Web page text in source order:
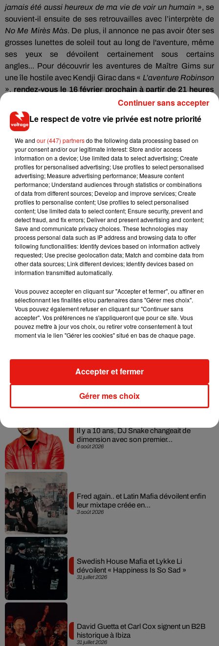
jamais été aussi heureux de ma vie de voir un humain », se
souvient-il ensuite de ses retrouvailles avec l’interprète de
No Me Mirès Màs. De plus, il annonce ne pas avoir ôter ses
grosses lunettes de soleil tout au long de l'aventure, même
ses yeux se dévoilent certainement sous certains
angles... Pour découvrir les aventures de Maître Gims sur
une île hostile avec Kendji Giracdans « L’aventure Robinson
», rendez-vous le 16 février prochain à partir de 21 heures
6 août 2026
Il y a 10 ans, DJ Snake changeait de
dimension avec son premier...
3 août 2026
Fred again.. et Latin Mafia dévoilent enfin
leur mixtape créée en...
31 juillet 2026
Swedish House Mafia et Lykke Li
dévoilent « Happiness Is So Sad »
31 juillet 2026
David Guetta et Carl Cox signent un B2B
historique à Ibiza
Le respect de votre vie privée est notre priorité
We and our (447) partnersdo the following data processing based on
your consent and/or our legitimate interest: Store and/or access
information on a device; Use limited data to select advertising; Create
profiles for personalised advertising; Use profiles to select personalised
advertising; Measure advertising performance; Measure content
performance; Understand audiences through statistics or combinations
of data from different sources; Develop and improve services; Create
profiles to personalise content; Use profiles to select personalised
content; Use limited data to select content; Ensure security, prevent and
detect fraud, and fix errors; Deliver and present advertising and content;
Save and communicate privacy choices. These technologies may
process personal data such as IP address and browsing data to offer
following functionalities: Identify devices based on information actively
requested; Use precise geolocation data; Match and combine data from
other data sources; Link different devices; Identify devices based on
information transmitted automatically.
Vous pouvez accepter en cliquant sur "Accepter et fermer", ou affiner en
sélectionnant les finalités et/ou partenaires dans "Gérer mes choix".
Vous pouvez également refuser en cliquant sur "Continuer sans
accepter". Vos préférences ne s'appliqueront que pour ce site. Vous
pouvez mettre à jour vos choix, ou retirer votre consentement à tout
moment via le lien "Gérer les cookies" situé en bas de chaque page.
Gérer mes choix
Accepter et fermer
Continuer sans accepter